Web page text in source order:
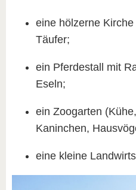
eine hölzerne
Täufer;
ein Pferdestall mit
Eseln;
ein Zoogarten
Kaninchen,
eine kleine